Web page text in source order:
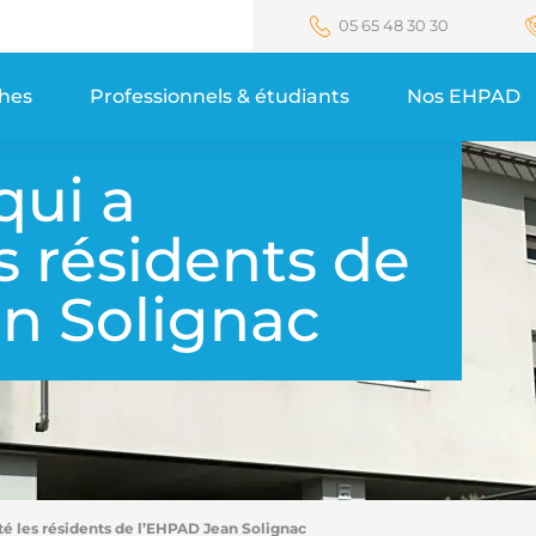
Professionnels & étudiants Nos EHPAD
05 65 48 30 30
a
résidents de
Solignac
les résidents de l’EHPAD Jean Solignac